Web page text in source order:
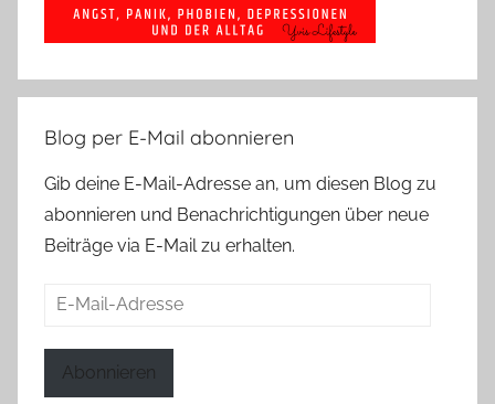
Blog per E-Mail abonnieren
Gib deine E-Mail-Adresse an, um diesen Blog zu
abonnieren und Benachrichtigungen über neue
Beiträge via E-Mail zu erhalten.
E-
Abonnieren